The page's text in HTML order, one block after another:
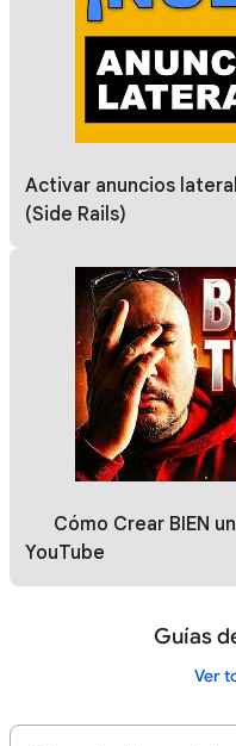
Activar anuncios
(Side Rails)
🔴 Cómo Crear BIEN
YouTube
Guías
Ver